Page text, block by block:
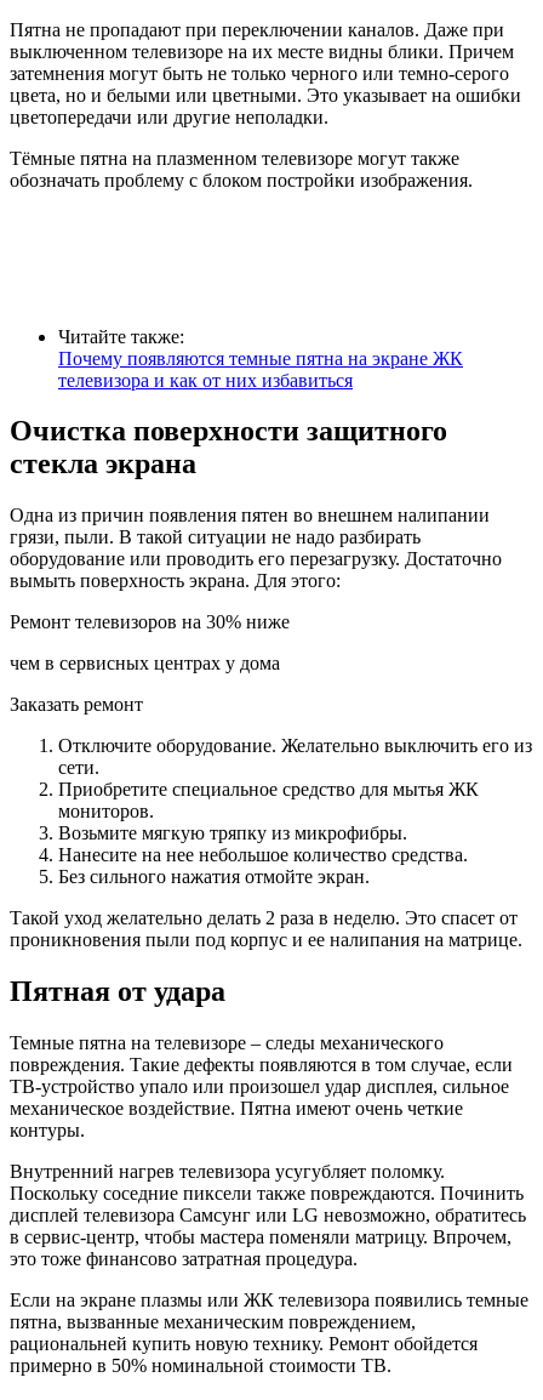
Пятна не пропадают при переключении каналов. Даже при
выключенном телевизоре на их месте видны блики. Причем
затемнения могут быть не только черного или темно-серого
цвета, но и белыми или цветными. Это указывает на ошибки
цветопередачи или другие неполадки.
Тёмные пятна на плазменном телевизоре могут также
обозначать проблему с блоком постройки изображения.
Читайте также:
Почему появляются темные пятна на экране ЖК
телевизора и как от них избавиться
Очистка поверхности защитного
стекла экрана
Одна из причин появления пятен во внешнем налипании
грязи, пыли. В такой ситуации не надо разбирать
оборудование или проводить его перезагрузку. Достаточно
вымыть поверхность экрана. Для этого:
Ремонт телевизоров на 30% ниже
чем в сервисных центрах у дома
Заказать ремонт
Отключите оборудование. Желательно выключить его из
сети.
Приобретите специальное средство для мытья ЖК
мониторов.
Возьмите мягкую тряпку из микрофибры.
Нанесите на нее небольшое количество средства.
Без сильного нажатия отмойте экран.
Такой уход желательно делать 2 раза в неделю. Это спасет от
проникновения пыли под корпус и ее налипания на матрице.
Пятная от удара
Темные пятна на телевизоре – следы механического
повреждения. Такие дефекты появляются в том случае, если
ТВ-устройство упало или произошел удар дисплея, сильное
механическое воздействие. Пятна имеют очень четкие
контуры.
Внутренний нагрев телевизора усугубляет поломку.
Поскольку соседние пиксели также повреждаются. Починить
дисплей телевизора Самсунг или LG невозможно, обратитесь
в сервис-центр, чтобы мастера поменяли матрицу. Впрочем,
это тоже финансово затратная процедура.
Если на экране плазмы или ЖК телевизора появились темные
пятна, вызванные механическим повреждением,
рациональней купить новую технику. Ремонт обойдется
примерно в 50% номинальной стоимости ТВ.